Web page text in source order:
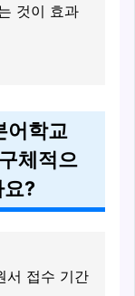
것이 효과
어학교
체적으
?
서 접수 기간